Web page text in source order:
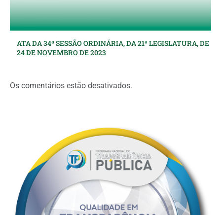
ATA DA 34ª SESSÃO ORDINÁRIA, DA 21ª LEGISLATURA, DE
24 DE NOVEMBRO DE 2023
Os comentários estão desativados.